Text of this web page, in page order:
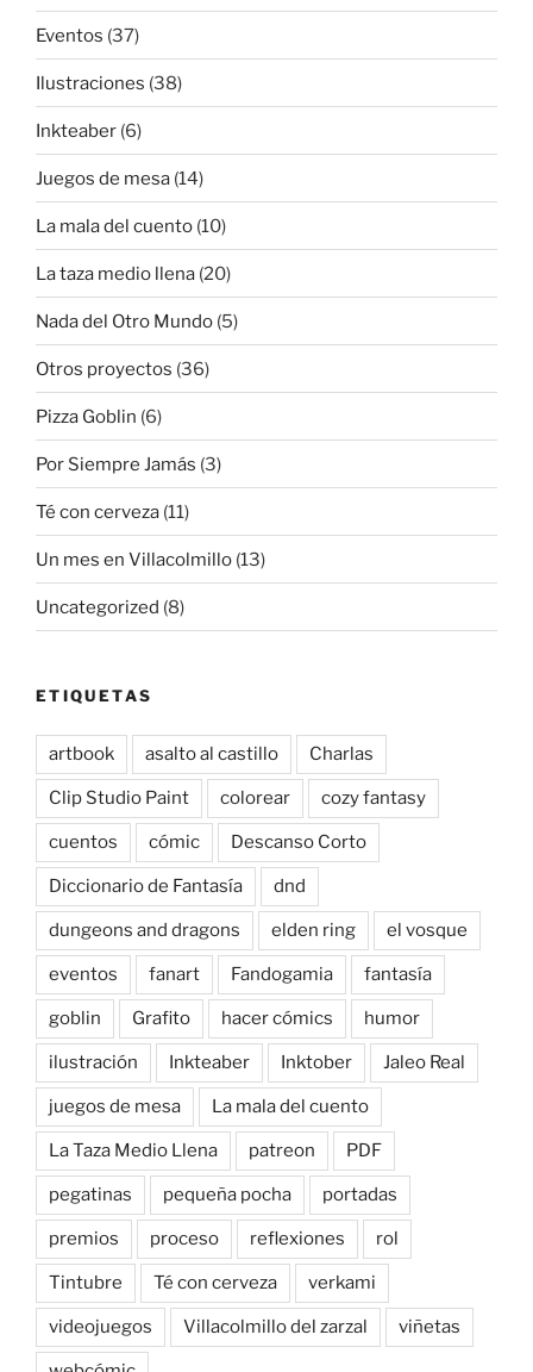
Eventos (37)
Ilustraciones (38)
Inkteaber (6)
Juegos de mesa (14)
La mala del cuento (10)
La taza medio llena (20)
Nada del Otro Mundo (5)
Otros proyectos (36)
Pizza Goblin (6)
Por Siempre Jamás (3)
Té con cerveza (11)
Un mes en Villacolmillo (13)
Uncategorized (8)
ETIQUETAS
artbook asalto al castillo Charlas
Clip Studio Paint colorear cozy fantasy
cuentos cómic Descanso Corto
Diccionario de Fantasía dnd
dungeons and dragons elden ring el vosque
eventos fanart Fandogamia fantasía
goblin Grafito hacer cómics humor
ilustración Inkteaber Inktober Jaleo Real
juegos de mesa La mala del cuento
La Taza Medio Llena patreon PDF
pegatinas pequeña pocha portadas
premios proceso reflexiones rol
Tintubre Té con cerveza verkami
videojuegos Villacolmillo del zarzal viñetas